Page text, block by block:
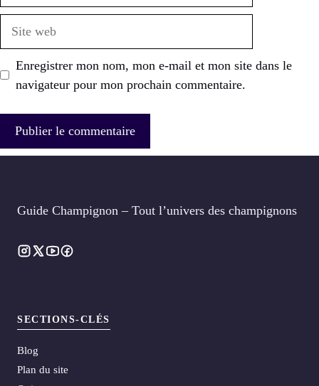
Enregistrer mon nom, mon e-mail et mon site dans le
navigateur pour mon prochain commentaire.
Guide Champignon – Tout l’univers des champignons
SECTIONS-CLÉS
Blog
Plan du site